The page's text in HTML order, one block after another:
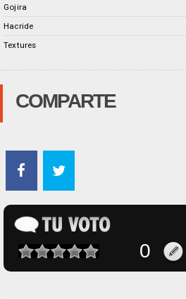
Gojira
Hacride
Textures
COMPARTE